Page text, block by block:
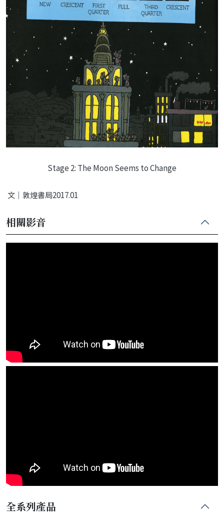
Stage 2: The Moon Seems to Change
文｜敦煌書局2017.01
相關影音
全系列產品